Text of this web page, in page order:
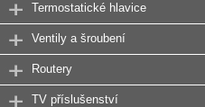
Termostatické hlavice
Ventily a šroubení
Routery
TV příslušenství